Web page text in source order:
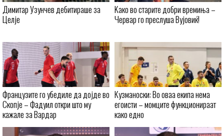
Димитар Узунчев дебитираше за
Целје
Kaко во старите добри времиња –
Червар го преслуша Вујовиќ!
Французите го убедиле да дојде во
Скопје – Фадуил откри што му
кажале за Вардар
Кузманоски: Во оваа екипа нема
егоисти – момците функционираат
како едно